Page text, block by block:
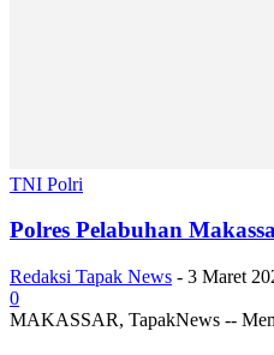
TNI Polri
Polres Pelabuhan
Redaksi Tapak News - 3 Maret
0
MAKASSAR, TapakNews --